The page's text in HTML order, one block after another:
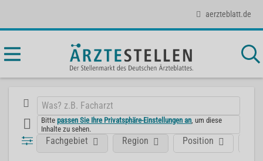
aerzteblatt.de
Bittepassen Sie Ihre Privatsphäre-Einstellungen an , um diese
Inhalte zu sehen.
Position
Fachgebiet Region